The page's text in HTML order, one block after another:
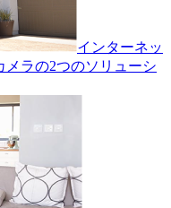
インターネッ
メラの2つのソリューシ